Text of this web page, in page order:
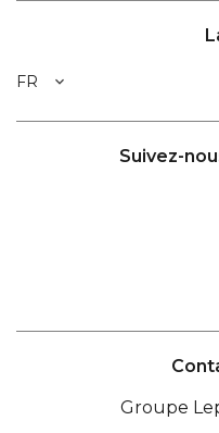
FR
Suivez-
Groupe